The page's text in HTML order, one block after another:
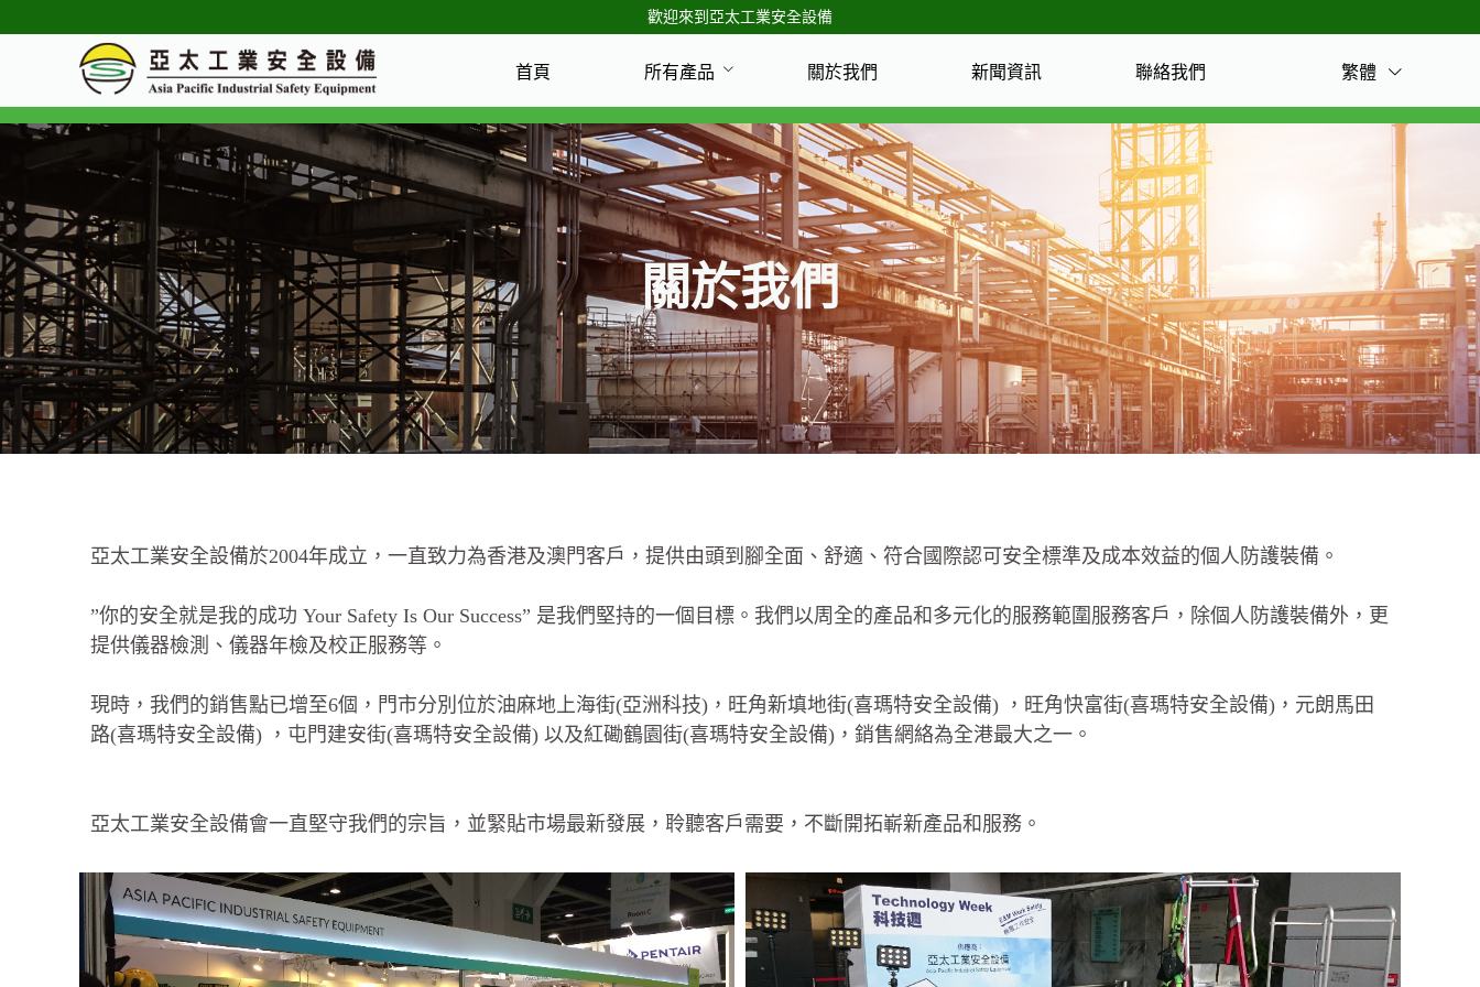
歡迎來到亞太工業安全設備
首頁 所有產品 關於我們 新聞資訊 聯絡我們 繁體
關於我們
亞太工業安全設備於2004年成立，一直致力為香港及澳門客戶，提供由頭到腳全面、舒適、符合國際認可安全標準及成本效益的個人防護裝備。
”你的安全就是我的成功 Your Safety Is Our Success” 是我們堅持的一個目標。我們以周全的產品和多元化的服務範圍服務客戶，除個人防護裝備外，更
提供儀器檢測、儀器年檢及校正服務等。
現時，我們的銷售點已增至6個，門市分別位於油麻地上海街(亞洲科技)，旺角新填地街(喜瑪特安全設備) ，旺角快富街(喜瑪特安全設備)，元朗馬田
路(喜瑪特安全設備) ，屯門建安街(喜瑪特安全設備) 以及紅磡鶴園街(喜瑪特安全設備)，銷售網絡為全港最大之一。
亞太工業安全設備會一直堅守我們的宗旨，並緊貼市場最新發展，聆聽客戶需要，不斷開拓嶄新產品和服務。